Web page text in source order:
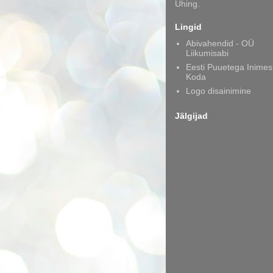
Ühing.
Lingid
Abivahendid - OÜ
Liikumisabi
Eesti Puuetega
Koda
Logo disainimine
Jälgijad